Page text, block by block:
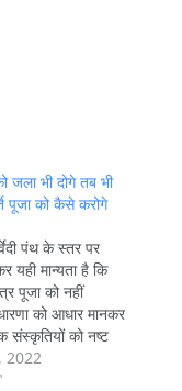
जला भी दोगे तब भी
पूजा को कैसे करोगे
पंथ के स्तर पर
यही मान्यता है कि
पूजा को नहीं
को आधार मानकर
संस्कृतियों को नष्ट
जारी है, क्योंकि
है, उसकी प्राण
2022